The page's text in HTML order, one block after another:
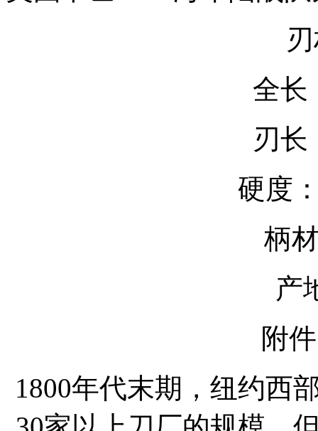
全长
刃长
硬度
柄
产
附
1800年代末期，纽约西